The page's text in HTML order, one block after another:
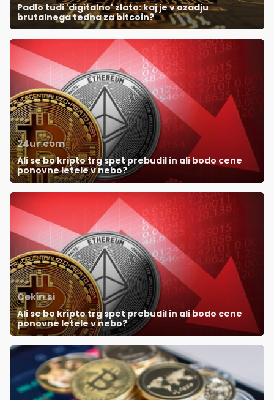
Padlo tudi 'digitalno' zlato: kaj je v ozadju
brutalnega tedna za bitcoin?
24ur.com
Ali se bo kripto trg spet prebudil in ali bodo cene
ponovne letele v nebo?
Cekin.si
Ali se bo kripto trg spet prebudil in ali bodo cene
ponovne letele v nebo?